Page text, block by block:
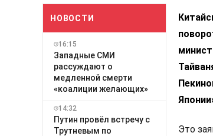
НОВОСТИ
16:15
Западные СМИ
рассуждают о
медленной смерти
«коалиции желающих»
14:32
Путин провёл встречу с
Трутневым по
Это